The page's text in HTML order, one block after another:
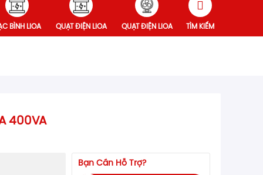
BÌNH LIOA QUẠT ĐIỆN LIOA QUẠT ĐIỆN LIOA TÌM KIẾM
400VA
Bạn Cần Hỗ Trợ?